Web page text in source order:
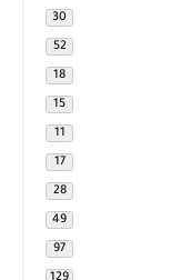
30
52
18
15
11
17
28
49
97
129